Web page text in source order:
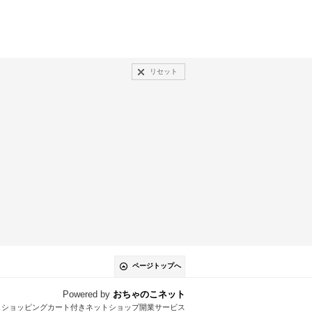
リセット
ページトップへ
Powered by おちゃのこネット
ョッピングカート付きネットショップ開業サービス